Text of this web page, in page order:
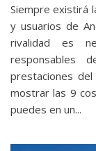
Siempre existirá
y usuarios de
rivalidad es
responsables
prestaciones
mostrar las 9
puedes en un...